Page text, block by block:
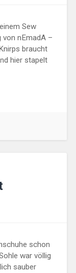
Sew
nEmadA –
braucht
hier stapelt
schon
war völlig
sauber